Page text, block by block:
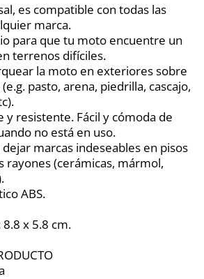
es compatible con todas las
marca.
para que tu moto encuentre un
terrenos difíciles.
la moto en exteriores sobre
pasto, arena, piedrilla, cascajo,
y resistente. Fácil y cómoda de
no está en uso.
marcas indeseables en pisos
rayones (cerámicas, mármol,
ABS.
x 5.8 cm.